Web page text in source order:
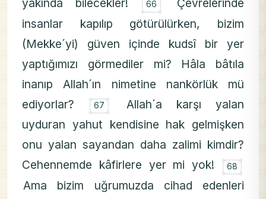
66
insanlar kapılıp götürülürken, bizim
(Mekke´yi) güven içinde kudsî bir yer
yaptığımızı görmediler mi? Hâla bâtıla
inanıp Allah´ın nimetine nankörlük mü
ediyorlar? ۝
67
Allah´a karşı yalan
uyduran yahut kendisine hak gelmişken
onu yalan sayandan daha zalimi kimdir?
Cehennemde kâfirlere yer mi yok! ۝
68
Ama bizim uğrumuzda cihad edenleri